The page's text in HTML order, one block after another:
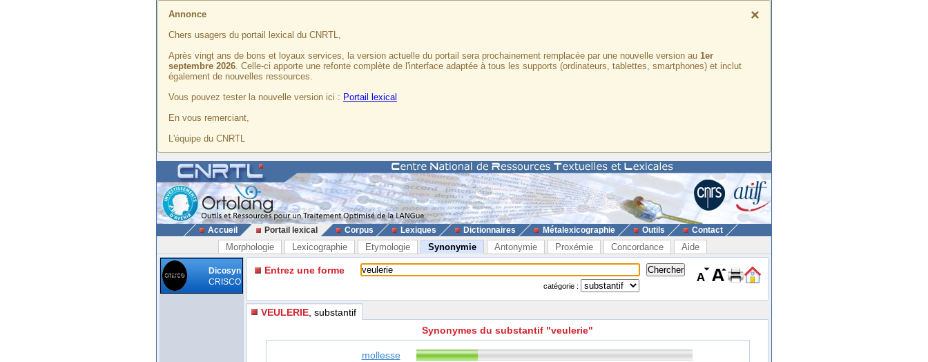
×
Annonce
Chers usagers du portail lexical du CNRTL,
Après vingt ans de bons et loyaux services, la version actuelle du portail sera prochainement remplacée par une nouvelle version au 1er
septembre 2026. Celle-ci apporte une refonte complète de l'interface adaptée à tous les supports (ordinateurs, tablettes, smartphones) et inclut
également de nouvelles ressources.
Vous pouvez tester la nouvelle version ici : Portail lexical
En vous remerciant,
L'équipe du CNRTL
Accueil Portail lexical Corpus Lexiques Dictionnaires Métalexicographie Outils Contact
Morphologie Lexicographie Etymologie Synonymie Antonymie Proxémie Concordance Aide
Dicosyn
CRISCO
Entrez une forme
catégorie :
VEULERIE , substantif
Synonymes du substantif "veulerie"
mollesse